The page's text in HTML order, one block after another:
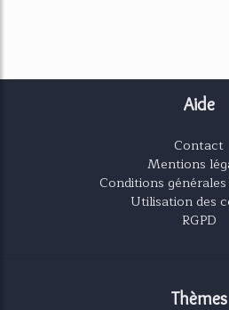
Aide
Contact
Mentions
Conditions
Utilisation des
RGPD
Thèmes